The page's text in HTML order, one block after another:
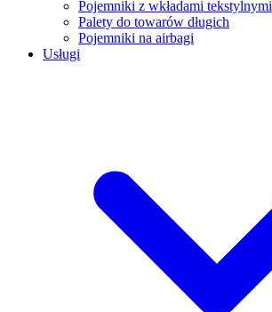
Pojemniki z wkładami tekstylnymi
Palety do towarów długich
Pojemniki na airbagi
Usługi